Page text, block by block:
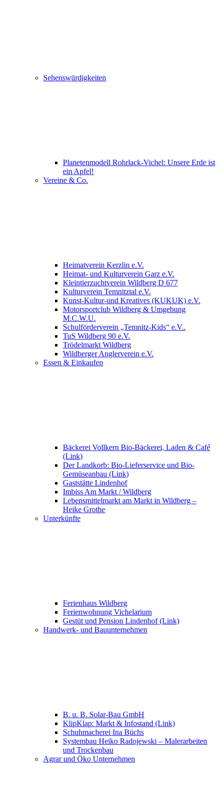
Sehenswürdigkeiten
Planetenmodell Rohrlack-Vichel: Unsere Erde ist
ein Apfel!
Vereine & Co.
Heimatverein Kerzlin e.V.
Heimat- und Kulturverein Garz e.V.
Kleintierzuchtverein Wildberg D 677
Kulturverein Temnitztal e.V.
Kunst-Kultur-und Kreatives (KUKUK) e.V.
Motorsportclub Wildberg & Umgebung
M.C.W.U.
Schulförderverein „Temnitz-Kids“ e.V..
TuS Wildberg 90 e.V.
Trödelmarkt Wildberg
Wildberger Anglerverein e.V.
Essen & Einkaufen
Bäckerei Vollkern Bio-Bäckerei, Laden & Café
(Link)
Der Landkorb: Bio-Lieferservice und Bio-
Gemüseanbau (Link)
Gaststätte Lindenhof
Imbiss Am Markt / Wildberg
Lebensmittelmarkt am Markt in Wildberg –
Heike Grothe
Unterkünfte
Ferienhaus Wildberg
Ferienwohnung Vichelarium
Gestüt und Pension Lindenhof (Link)
Handwerk- und Bauunternehmen
B. u. B. Solar-Bau GmbH
KlipKlap: Markt & Infostand (Link)
Schuhmacherei Ina Büchs
Systembau Heiko Radojewski – Malerarbeiten
und Trockenbau
Agrar und Öko Unternehmen